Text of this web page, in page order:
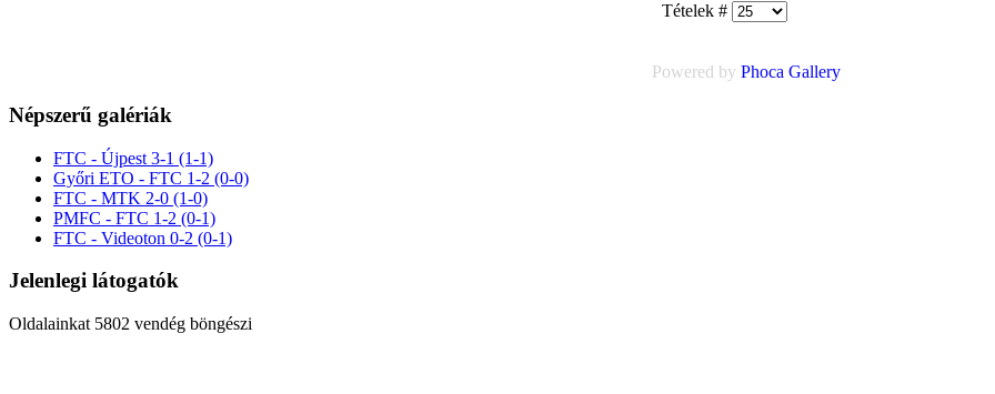
Tételek #
Powered by Phoca Gallery
Népszerű galériák
FTC - Újpest 3-1 (1-1)
Győri ETO - FTC 1-2 (0-0)
FTC - MTK 2-0 (1-0)
PMFC - FTC 1-2 (0-1)
FTC - Videoton 0-2 (0-1)
Jelenlegi látogatók
Oldalainkat 5802 vendég böngészi